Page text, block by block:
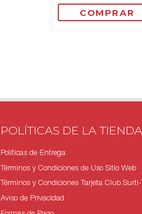
COMPRAR
POLÍTICAS DE LA TIENDA
Políticas de Entrega
Términos y Condiciones de Uso Sitio Web
Términos y Condiciones Tarjeta Club
Aviso de Privacidad